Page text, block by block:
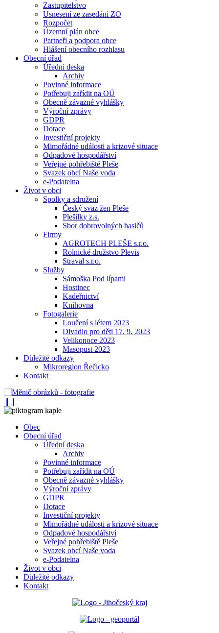
Zastupitelstvo
Usnesení ze zasedání ZO
Rozpočet
Územní plán obce
Partneři a podpora obce
Hlášení obecního rozhlasu
Obecní úřad
Úřední deska
Archiv
Povinné informace
Potřebuji zařídit na OÚ
Obecně závazné vyhlášky
Výroční zprávy
GDPR
Dotace
Investiční projekty
Mimořádné události a krizové situace
Odpadové hospodářství
Veřejné pohřebiště Pleše
Svazek obcí Naše voda
e-Podatelna
Život v obci
Spolky a sdružení
Český svaz žen Pleše
Plešilky z.s.
Sbor dobrovolných hasičů
Firmy
AGROTECH PLEŠE s.r.o.
Rolnické družstvo Plevis
Straval s.r.o.
Služby
Sámoška Pod lípami
Hostinec
Kadeřnictví
Knihovna
Fotogalerie
Loučení s létem 2023
Divadlo pro děti 17. 9. 2023
Velikonoce 2023
Masopust 2023
Důležité odkazy
Mikroregion Řečicko
Kontakt
Obec
Obecní úřad
Úřední deska
Archiv
Povinné informace
Potřebuji zařídit na OÚ
Obecně závazné vyhlášky
Výroční zprávy
GDPR
Dotace
Investiční projekty
Mimořádné události a krizové situace
Odpadové hospodářství
Veřejné pohřebiště Pleše
Svazek obcí Naše voda
e-Podatelna
Život v obci
Důležité odkazy
Kontakt